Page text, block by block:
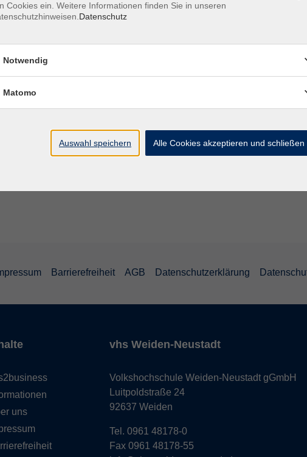
Do.
Sa.
Do.
Online
Barrierefreiheit AGB Datenschutzerklärung
uns
vhs Weiden-Neustadt
Volkshochschule Weiden-Neustadt gGmbH
Luitpoldstraße 24
92637 Weiden
Tel. 0961 48178-0
Fax 0961 48178-55
Cookies ein. Weitere Informationen finden Sie in unseren
Datenschutz
Notwendig
Matomo
Auswahl speichern Alle Cookies akzeptieren und schließen